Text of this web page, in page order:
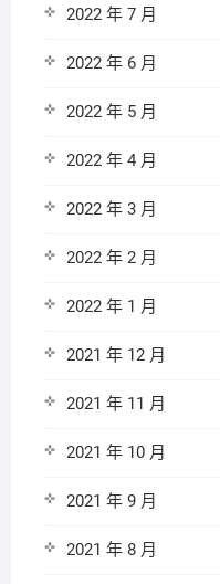
2022 年 7 月
2022 年 6 月
2022 年 5 月
2022 年 4 月
2022 年 3 月
2022 年 2 月
2022 年 1 月
2021 年 12 月
2021 年 11 月
2021 年 10 月
2021 年 9 月
2021 年 8 月